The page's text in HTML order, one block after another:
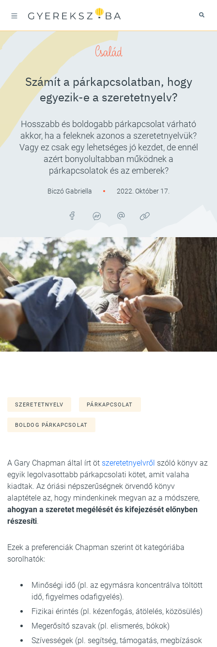
Család
Számít a párkapcsolatban, hogy
egyezik-e a szeretetnyelv?
Hosszabb és boldogabb párkapcsolat várható
akkor, ha a feleknek azonos a szeretetnyelvük?
Vagy ez csak egy lehetséges jó kezdet, de ennél
azért bonyolultabban működnek a
párkapcsolatok és az emberek?
Biczó Gabriella 2022. Október 17.
SZERETETNYELV PÁRKAPCSOLAT
BOLDOG PÁRKAPCSOLAT
A Gary Chapman által írt öt szeretetnyelvről szóló könyv az
egyik legolvasottabb párkapcsolati kötet, amit valaha
kiadtak. Az óriási népszerűségnek örvendő könyv
alaptétele az, hogy mindenkinek megvan az a módszere,
ahogyan a szeretet megélését és kifejezését előnyben
részesíti.
Ezek a preferenciák Chapman szerint öt kategóriába
sorolhatók:
Minőségi idő (pl. az egymásra koncentrálva töltött
idő, figyelmes odafigyelés).
Fizikai érintés (pl. kézenfogás, átölelés, közösülés)
Megerősítő szavak (pl. elismerés, bókok)
Szívességek (pl. segítség, támogatás, megbízások